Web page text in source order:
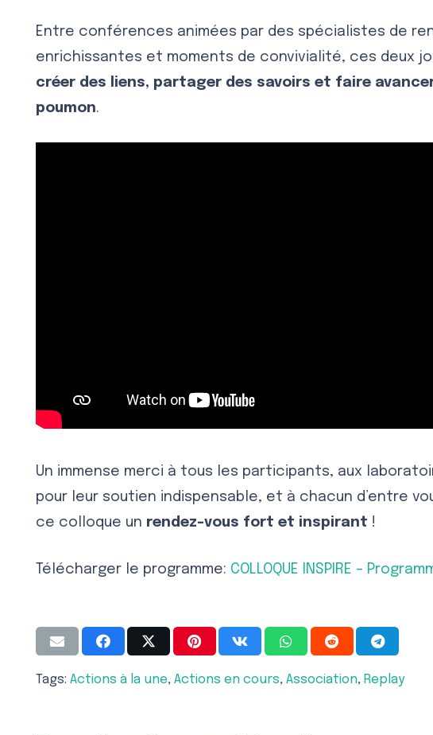
Entre conférences animées par des spécialistes de
enrichissantes et moments de convivialité, ces deux
créer des liens, partager des savoirs et faire
poumon.
Un immense merci à tous les participants, aux
pour leur soutien indispensable, et à chacun d’entre
ce colloque un rendez-vous fort et inspirant !
Télécharger le programme: COLLOQUE INSPIRE –
Tags: Actions à la une, Actions en cours, Association, Replay